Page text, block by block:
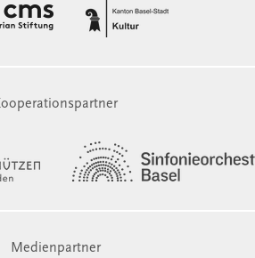
Medienpartner